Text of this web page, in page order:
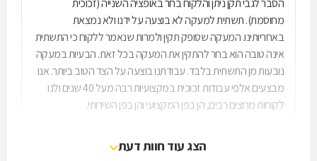
לדלת זכוכית שהזמנתי ושילמתי עבורו בוצע רק לאחר שנה (לאחר
נידנודים רבים מצידי) כיוון שהיה חסר נגדי למנעול במשקוף ממול.
מה שפגע בלשון המעטה בחווית השירות. מספר נקודות קטנות כמו
ביצוע פינויים בזכוכית לטובת שיש לא בוצעו ונפלו בסוף על קבלני
השיפוץ שלי. הצוות שלהם למעט העובד האחראי לטעמי לא
מקצועי, מתווכחים אחד עם השני בזמן העבודה באתר הלקוח, יוצר
הרגשה (בדיעבד מוצדקת) של חוסר מקצועיות. בסופו של יום, לא
הסבר לגבי תקן ניתן והלקוח בחר באופציה השנייה (זכוכית
מחוסמת). תשתית למעקה לא בוצעה על ידנו ולא נמצאת
באחריותינו. המעקה שסופק תקין ולמרות שנאמר ללקוח כי התשתית
אינה טובה הוא בחר להתקין את המעקה בכל זאת. הבעיות במעקה
נובעות מן התשתית בלבד. עבודתנו בוצעה על הצד הטוב ביותר. אנו
מבצעים אלפי עבודות זכוכית במקצועיות רבה מעל 40 שנים ולנו
לקוחות מרוצים רבים, הן בפן המקצועי והן בפן השירותי.
הצג עוד חוות דעת